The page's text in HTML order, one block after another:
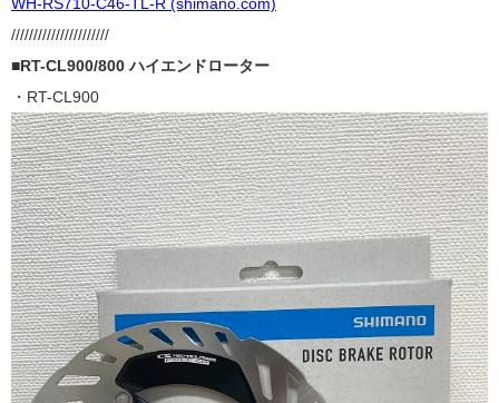
WH-RS710-C46-TL-R (shimano.com)
//////////////////////
■RT-CL900/800 ハイエンドローター
・RT-CL900